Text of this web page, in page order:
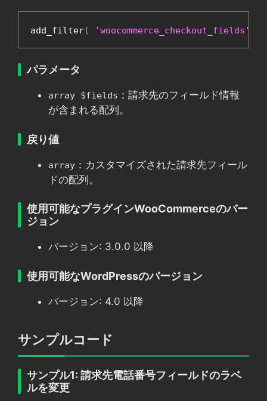
add_filter( 'woocommerce_checkout_fields'
パラメータ
array $fields ：請求先のフィールド情報
が含まれる配列。
戻り値
array ：カスタマイズされた請求先フィール
ドの配列。
使用可能なプラグインWooCommerceのバー
ジョン
バージョン: 3.0.0 以降
使用可能なWordPressのバージョン
バージョン: 4.0 以降
サンプルコード
サンプル1: 請求先電話番号フィールドのラベ
ルを変更